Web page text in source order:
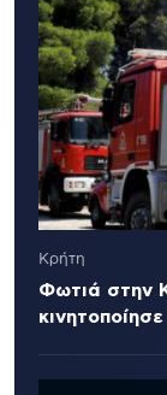
Κρήτη
Φωτιά στην